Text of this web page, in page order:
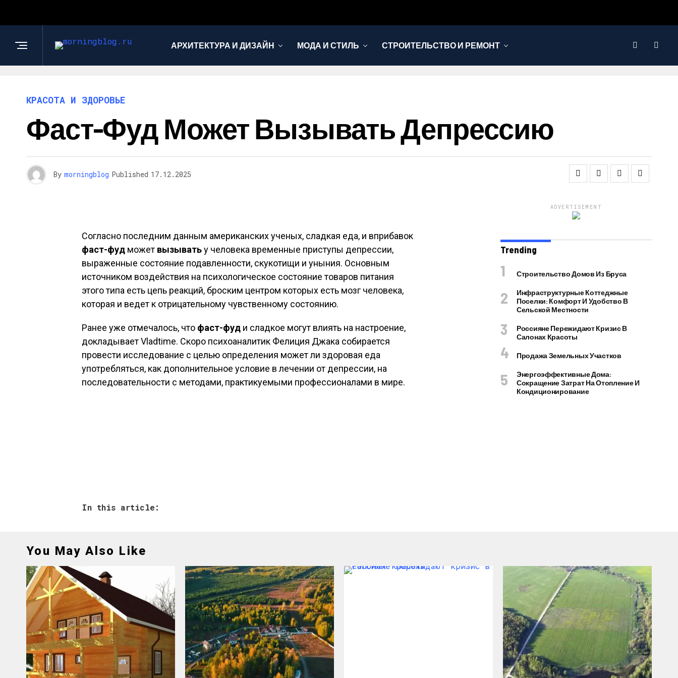
АРХИТЕКТУРА И ДИЗАЙН МОДА И СТИЛЬ СТРОИТЕЛЬСТВО И РЕМОНТ
КРАСОТА И ЗДОРОВЬЕ
Фаст-Фуд Может Вызывать Депрессию
By morningblog Published 17.12.2025
Согласно последним данным американских ученых, сладкая еда, и вприбавок
фаст-фуд может вызыватьу человека временные приступы депрессии,
выраженные состояние подавленности, скукотищи и уныния. Основным
источником воздействия на психологическое состояние товаров питания
этого типа есть цепь реакций, броским центром которых есть мозг человека,
которая и ведет к отрицательному чувственному состоянию.
Pанее уже отмечалось, что фаст-фуд и сладкое могут влиять на настроение,
докладывает Vladtime. Скоро психоаналитик Фелиция Джака собирается
провести исследование с целью определения может ли здоровая еда
употребляться, как дополнительное условие в лечении от депрессии, на
последовательности с методами, практикуемыми профессионалами в мире.
In this article:
ADVERTISEMENT
Trending
Строительство Домов Из Бруса
Инфраструктурные Коттеджные
Поселки: Комфорт И Удобство В
Сельской Местности
Россияне Пережидают Кризис В
Салонах Красоты
Продажа Земельных Участков
Энергоэффективные Дома:
Сокращение Затрат На Отопление И
Кондиционирование
You May Also Like